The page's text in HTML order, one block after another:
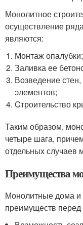
Монолитное
осуществление
являются:
Монтаж опалубки;
Заливка ее
Возведение
элементов;
Cтроительство
Таким образом,
четыре шага,
отдельных случаев
Преимущества
Монолитные дома и
преимуществ